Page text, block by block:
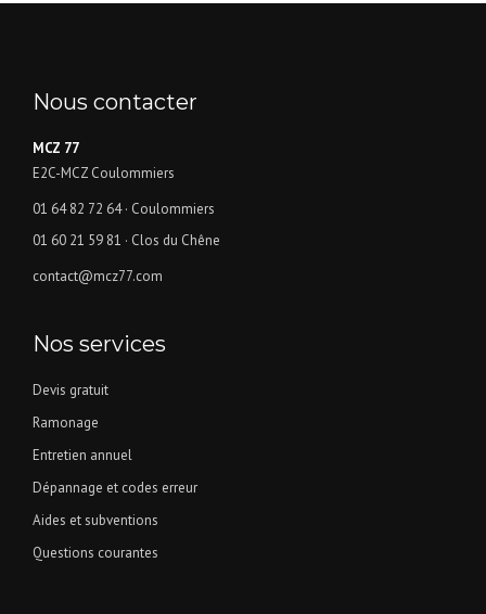
Nous contacter
MCZ 77
E2C-MCZ Coulommiers
01 64 82 72 64· Coulommiers
01 60 21 59 81 · Clos du Chêne
contact@mcz77.com
Nos services
Devis gratuit
Ramonage
Entretien annuel
Dépannage et codes erreur
Aides et subventions
Questions courantes